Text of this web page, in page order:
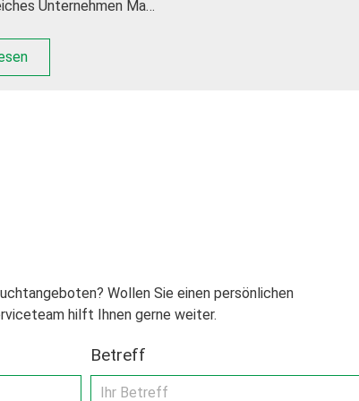
Unternehmen Ma…
Wollen Sie einen persönlichen
hilft Ihnen gerne weiter.
Betreff